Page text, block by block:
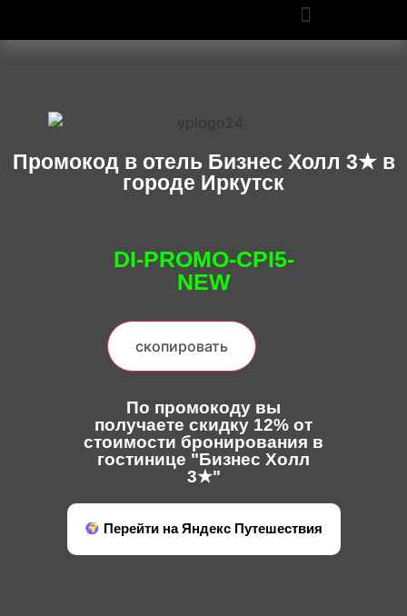
Промокод в отель Бизнес Холл 3★ в
городе Иркутск
DI-PROMO-CPI5-
NEW
скопировать
По промокоду вы
получаете скидку 12% от
стоимости бронирования в
гостинице "Бизнес Холл
3★"
Перейти на Яндекс Путешествия